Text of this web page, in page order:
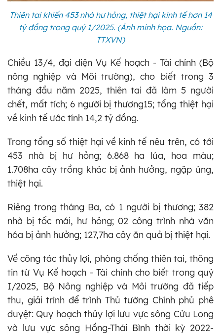
Thiên tai khiến 453 nhà hư hỏng, thiệt hại kinh tế hơn 14
tỷ đồng trong quý 1/2025. (Ảnh minh họa. Nguồn:
TTXVN)
Chiều 13/4, đại diện Vụ Kế hoạch - Tài chính (Bộ
nông nghiệp và Môi trường), cho biết trong 3
tháng đầu năm 2025, thiên tai đã làm 5 người
chết, mất tích; 6 người bị thương15; tổng thiệt hại
về kinh tế ước tính 14,2 tỷ đồng.
Trong tổng số thiệt hại về kinh tế nêu trên, có tới
453 nhà bị hư hỏng; 6.868 ha lúa, hoa màu;
1.708ha cây trồng khác bị ảnh hưởng, ngập úng,
thiệt hại.
Riêng trong tháng Ba, có 1 người bị thương; 382
nhà bị tốc mái, hư hỏng; 02 công trình nhà văn
hóa bị ảnh hưởng; 127,7ha cây ăn quả bị thiệt hại.
Về công tác thủy lợi, phòng chống thiên tai, thông
tin từ Vụ Kế hoạch - Tài chính cho biết trong quý
I/2025, Bộ Nông nghiệp và Môi trường đã tiếp
thu, giải trình để trình Thủ tướng Chính phủ phê
duyệt: Quy hoạch thủy lợi lưu vực sông Cửu Long
và lưu vực sông Hồng-Thái Bình thời kỳ 2022-